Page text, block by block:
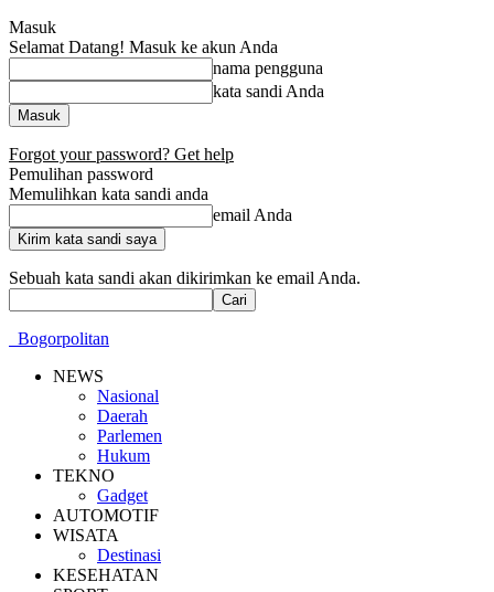
Masuk
Selamat Datang! Masuk ke akun Anda
nama pengguna
kata sandi Anda
Forgot your password? Get help
Pemulihan password
Memulihkan kata sandi anda
email Anda
Sebuah kata sandi akan dikirimkan ke email Anda.
Bogorpolitan
NEWS
Nasional
Daerah
Parlemen
Hukum
TEKNO
Gadget
AUTOMOTIF
WISATA
Destinasi
KESEHATAN